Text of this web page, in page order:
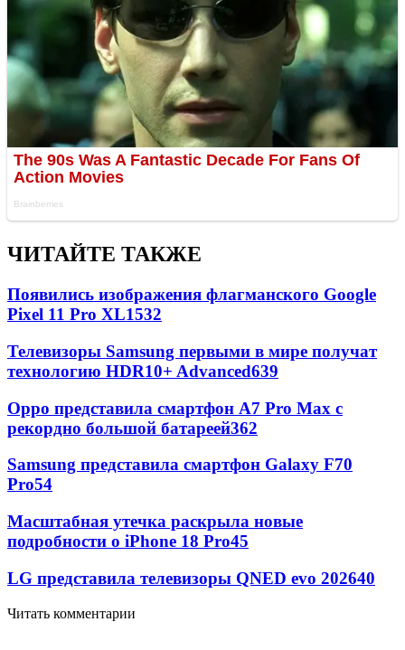
ЧИТАЙТЕ ТАКЖЕ
Появились изображения флагманского Google
Pixel 11 Pro XL1532
Телевизоры Samsung первыми в мире получат
технологию HDR10+ Advanced639
Oppo представила смартфон A7 Pro Max с
рекордно большой батареей362
Samsung представила смартфон Galaxy F70
Pro54
Масштабная утечка раскрыла новые
подробности о iPhone 18 Pro45
LG представила телевизоры QNED evo 202640
Читать комментарии